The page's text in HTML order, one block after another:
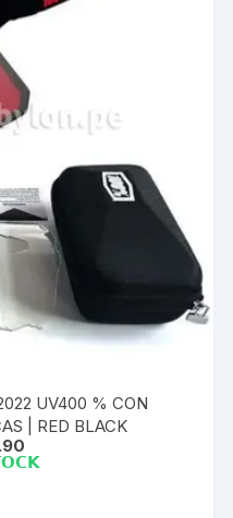
UV400 % CON
| RED BLACK